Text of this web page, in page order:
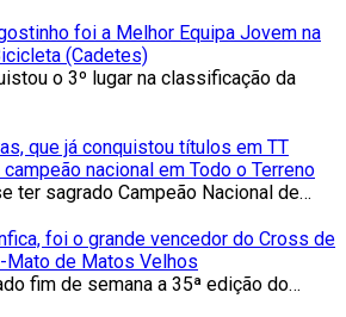
foi a Melhor Equipa Jovem na
(Cadetes)
o 3º lugar na classificação da
que já conquistou títulos em TT
campeão nacional em Todo o Terreno
ter sagrado Campeão Nacional de…
foi o grande vencedor do Cross de
Mato de Matos Velhos
fim de semana a 35ª edição do…